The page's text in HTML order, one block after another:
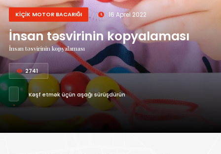
KİÇİK MOTOR BACARIĞI 16 Aprel 2022
İnsan təsvirinin kopyalaması
İnsan təsvirinin kopyalaması
2741
Kəşf etmək üçün aşağı sürüşdürün